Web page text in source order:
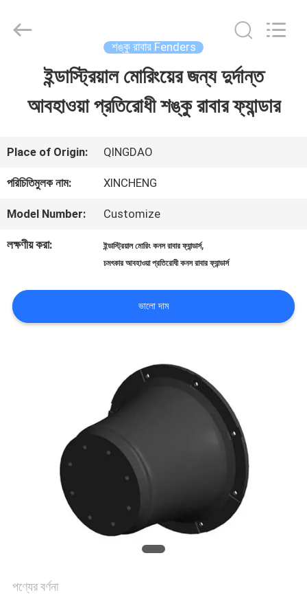
VR
প্রদর্শন
আমাদের
সম্পর্কে
যোগাযোগ
Rubber
Products
শঙ্কু রাবার Fenders
ইন্ডাস্ট্রিয়াল মোরিংয়ের জন্য দুর্দান্ত
আবহাওয়া প্রতিরোধী শঙ্কু রাবার ফ্যান্ডার
Place of Origin: QINGDAO
পরিচিতিমুলক নাম: XINCHENG
Model Number: Customize
লক্ষণীয় করা: ইন্ডাস্ট্রিয়াল মোরিং কনস রাবার ফ্যান্ডার্স,
চমৎকার আবহাওয়া প্রতিরোধী কনস রাবার ফ্যান্ডার্স
ভালো দাম
পণ্যের বর্ণনা